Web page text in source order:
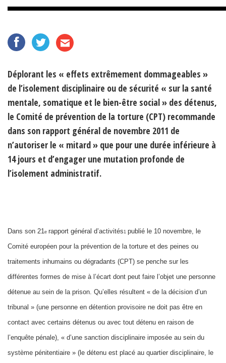
Déplorant les « effets extrêmement dommageables »
de l’isolement disciplinaire ou de sécurité « sur la santé
mentale, somatique et le bien-être social » des détenus,
le Comité de prévention de la torture (CPT) recommande
dans son rapport général de novembre 2011 de
n’autoriser le « mitard » que pour une durée inférieure à
14 jours et d’engager une mutation profonde de
l’isolement administratif.
Dans son 21 e rapport général d’activités 1 publié le 10 novembre, le
Comité européen pour la prévention de la torture et des peines ou
traitements inhumains ou dégradants (CPT) se penche sur les
différentes formes de mise à l’écart dont peut faire l’objet une personne
détenue au sein de la prison. Qu’elles résultent « de la décision d’un
tribunal » (une personne en détention provisoire ne doit pas être en
contact avec certains détenus ou avec tout détenu en raison de
l’enquête pénale), « d’une sanction disciplinaire imposée au sein du
système pénitentiaire » (le détenu est placé au quartier disciplinaire, le